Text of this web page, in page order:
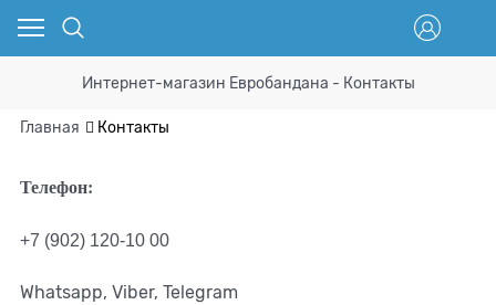
Интернет-магазин Евробандана - Контакты
Главная Контакты
Телефон:
+7 (902) 120-10 00
Whatsapp, Viber, Telegram